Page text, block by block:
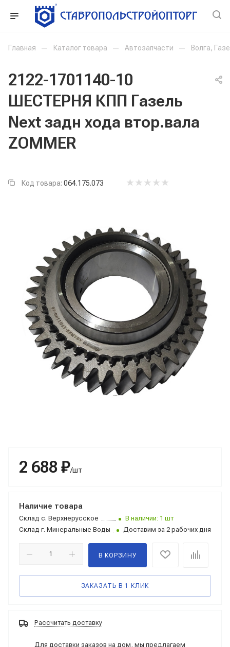
Главная — Каталог товара — Автозапчасти — Волга,
2122-1701140-10
ШЕСТЕРНЯ КПП Газель
Next задн хода втор.вала
ZOMMER
Код товара: 064.175.073
2 688 ₽/шт
Наличие товара
Склад с. Верхнерусское
В наличии: 1 шт
Склад г. Минеральные Воды Доставим за 2 рабочих дня
В КОРЗИНУ
ЗАКАЗАТЬ В 1 КЛИК
Рассчитать доставку
Для доставки заказов на дом, мы предлагаем